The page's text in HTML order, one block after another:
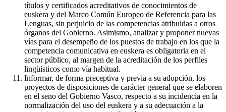
títulos y certificados acreditativos de conocimientos de
euskera y del Marco Común Europeo de Referencia para las
Lenguas, sin perjuicio de las competencias atribuidas a otros
órganos del Gobierno. Asimismo, analizar y proponer nuevas
vías para el desempeño de los puestos de trabajo en los que la
competencia comunicativa en euskera es obligatoria en el
sector público, al margen de la acreditación de los perfiles
lingüísticos como vía habitual.
Informar, de forma preceptiva y previa a su adopción, los
proyectos de disposiciones de carácter general que se elaboren
en el seno del Gobierno Vasco, respecto a su incidencia en la
normalización del uso del euskera y a su adecuación a la